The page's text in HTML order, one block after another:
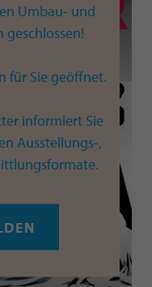
Umbau- und
für Sie geöffnet.
informiert Sie
Ausstellungs-,